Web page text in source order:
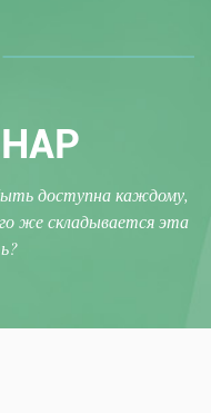
доступна каждому,
же складывается эта